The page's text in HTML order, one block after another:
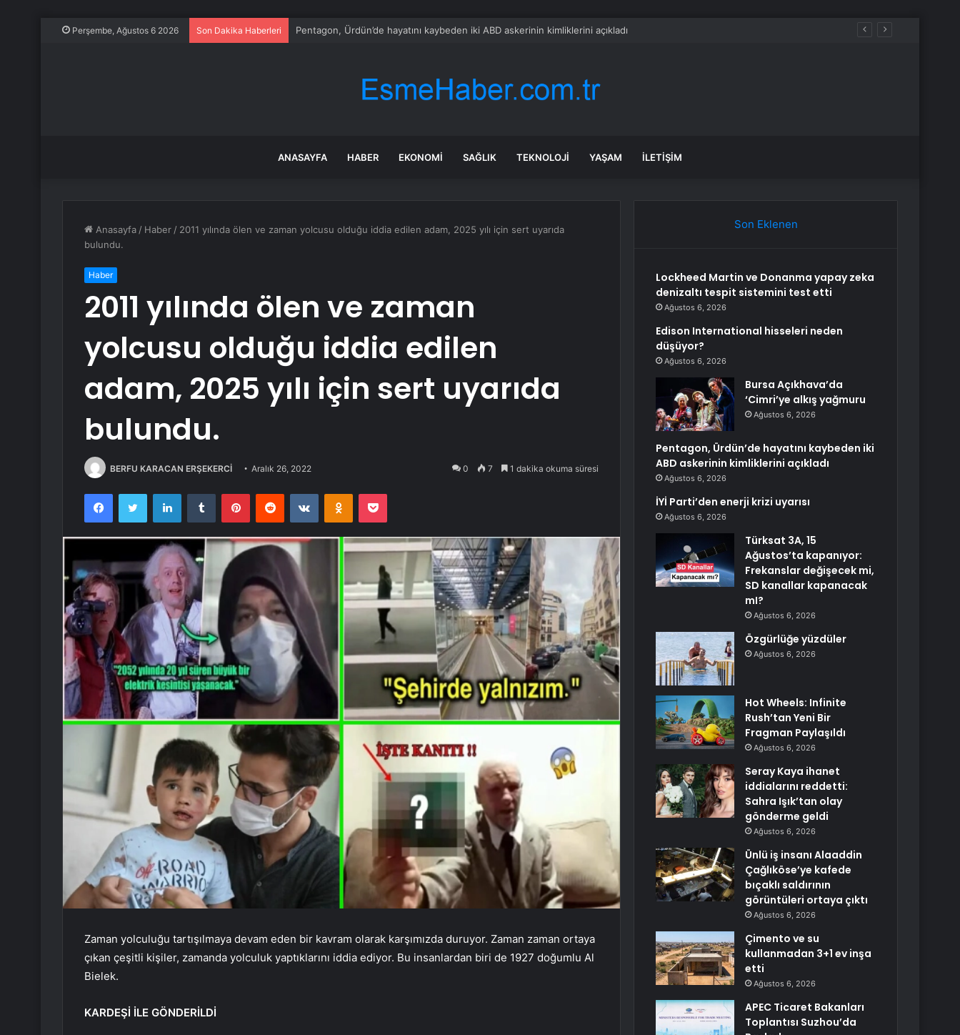
Perşembe, Ağustos 6 2026 Son Dakika Haberleri Pentagon, Ürdün’de hayatını kaybeden iki ABD askerinin kimliklerini açıkladı
ANASAYFA HABER EKONOMI SAĞLIK TEKNOLOJI YAŞAM İLETIŞIM
Anasayfa / Haber / 2011 yılında ölen ve zaman yolcusu olduğu iddia edilen adam, 2025 yılı için sert uyarıda
bulundu.
Haber
2011 yılında ölen ve zaman
yolcusu olduğu iddia edilen
adam, 2025 yılı için sert uyarıda
bulundu.
BERFU KARACAN ERŞEKERCİ Aralık 26, 2022 0 7 1 dakika okuma süresi
FacebookTwitter LinkedInTumblr PinterestReddit VKontakteOdnoklassniki
Pocket
Zaman yolculuğu tartışılmaya devam eden bir kavram olarak karşımızda duruyor. Zaman zaman ortaya
çıkan çeşitli kişiler, zamanda yolculuk yaptıklarını iddia ediyor. Bu insanlardan biri de 1927 doğumlu Al
Bielek.
KARDEŞİ İLE GÖNDERİLDİ
Son Eklenen
Lockheed Martin ve Donanma yapay zeka
denizaltı tespit sistemini test etti
Ağustos 6, 2026
Edison International hisseleri neden
düşüyor?
Ağustos 6, 2026
Bursa Açıkhava’da
‘Cimri’ye alkış yağmuru
Ağustos 6, 2026
Pentagon, Ürdün’de hayatını kaybeden iki
ABD askerinin kimliklerini açıkladı
Ağustos 6, 2026
İYİ Parti’den enerji krizi uyarısı
Ağustos 6, 2026
Türksat 3A, 15
Ağustos’ta kapanıyor:
Frekanslar değişecek mi,
SD kanallar kapanacak
mI?
Ağustos 6, 2026
Özgürlüğe yüzdüler
Ağustos 6, 2026
Hot Wheels: Infinite
Rush’tan Yeni Bir
Fragman Paylaşıldı
Ağustos 6, 2026
Seray Kaya ihanet
iddialarını reddetti:
Sahra Işık’tan olay
gönderme geldi
Ağustos 6, 2026
Ünlü iş insanı Alaaddin
Çağlıköse’ye kafede
bıçaklı saldırının
görüntüleri ortaya çıktı
Ağustos 6, 2026
Çimento ve su
kullanmadan 3+1 ev inşa
etti
Ağustos 6, 2026
APEC Ticaret Bakanları
Toplantısı Suzhou’da